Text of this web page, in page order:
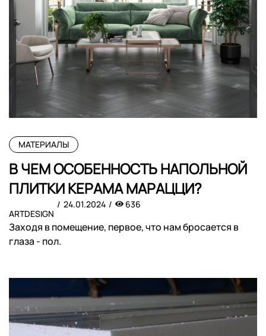
МАТЕРИАЛЫ
В ЧЕМ ОСОБЕННОСТЬ НАПОЛЬНОЙ
ПЛИТКИ КЕРАМА МАРАЦЦИ?
ARTDESIGN
24.01.2024 636
Заходя в помещение, первое, что нам бросается в
глаза - пол.